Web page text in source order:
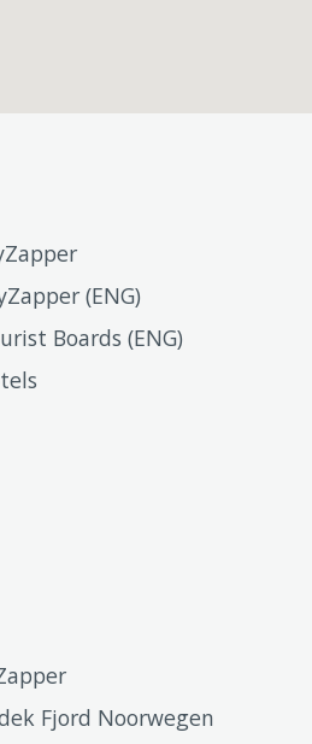
(ENG)
Boards (ENG)
Fjord Noorwegen